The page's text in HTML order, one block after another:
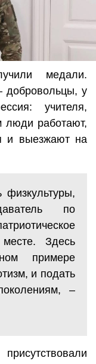
медали.
добровольцы, у
учителя,
люди работают,
и выезжают на
по
Здесь
примере
и подать
–